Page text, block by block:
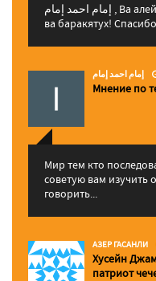
إمام احمد إمام , Ва алейкум ассалам ва рахматуЛлахи
ва баракятух!
إمام احمد إمام
Мнение по
Мир тем кто
советую вам изучить
говорить...
АЗЕР ГАСАНЛИ
Хусейн
патриот